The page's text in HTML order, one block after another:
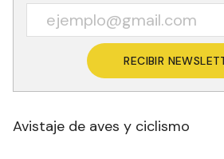
RECIBIR
Avistaje de aves y ciclismo